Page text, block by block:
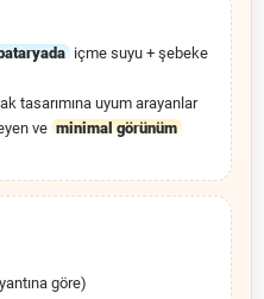
içme suyu + şebeke
tasarımına uyum arayanlar
ve minimal görünüm
göre)